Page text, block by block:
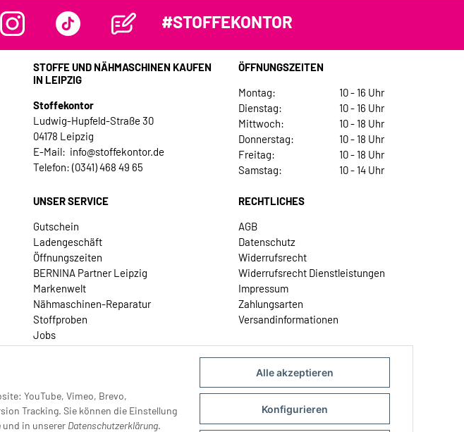
Alle akzeptieren
Konfigurieren
YouTube, Vimeo, Brevo,
Tracking. Sie können die Einstellung
und in unserer Datenschutzerklärung.
#STOFFEKONTOR
STOFFE UND NÄHMASCHINEN KAUFEN
IN LEIPZIG
Stoffekontor
Ludwig-Hupfeld-Straße 30
04178 Leipzig
E-Mail: info@stoffekontor.de
Telefon: (0341) 468 49 65
ÖFFNUNGSZEITEN
Montag:
10 - 16 Uhr
Dienstag:
10 - 16 Uhr
Mittwoch:
10 - 18 Uhr
Donnerstag:
10 - 18 Uhr
Freitag:
10 - 18 Uhr
Samstag:
10 - 14 Uhr
UNSER SERVICE
Gutschein
Ladengeschäft
Öffnungszeiten
BERNINA Partner Leipzig
Markenwelt
Nähmaschinen-Reparatur
Stoffproben
Jobs
Kontakt
RECHTLICHES
AGB
Datenschutz
Widerrufsrecht
Widerrufsrecht Dienstleistungen
Impressum
Zahlungsarten
Versandinformationen